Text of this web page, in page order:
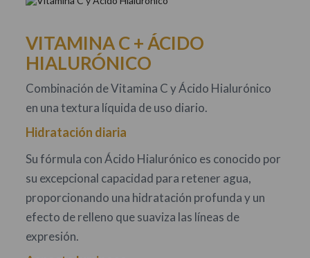
VITAMINA C + ÁCIDO
HIALURÓNICO
Combinación de Vitamina C y Ácido Hialurónico
en una textura líquida de uso diario.
Hidratación diaria
Su fórmula con Ácido Hialurónico es conocido por
su excepcional capacidad para retener agua,
proporcionando una hidratación profunda y un
efecto de relleno que suaviza las líneas de
expresión.